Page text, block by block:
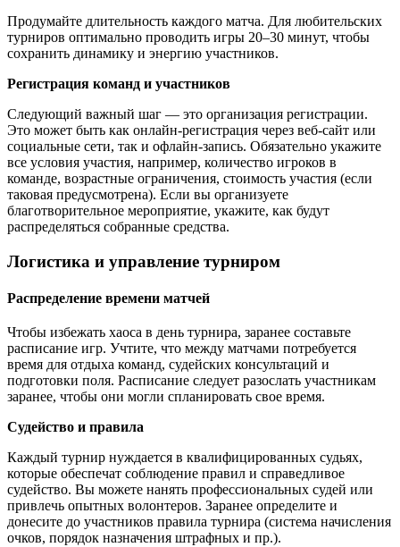
Продумайте длительность каждого матча. Для любительских
турниров оптимально проводить игры 20–30 минут, чтобы
сохранить динамику и энергию участников.
Регистрация команд и участников
Следующий важный шаг — это организация регистрации.
Это может быть как онлайн-регистрация через веб-сайт или
социальные сети, так и офлайн-запись. Обязательно укажите
все условия участия, например, количество игроков в
команде, возрастные ограничения, стоимость участия (если
таковая предусмотрена). Если вы организуете
благотворительное мероприятие, укажите, как будут
распределяться собранные средства.
Логистика и управление турниром
Распределение времени матчей
Чтобы избежать хаоса в день турнира, заранее составьте
расписание игр. Учтите, что между матчами потребуется
время для отдыха команд, судейских консультаций и
подготовки поля. Расписание следует разослать участникам
заранее, чтобы они могли спланировать свое время.
Судейство и правила
Каждый турнир нуждается в квалифицированных судьях,
которые обеспечат соблюдение правил и справедливое
судейство. Вы можете нанять профессиональных судей или
привлечь опытных волонтеров. Заранее определите и
донесите до участников правила турнира (система начисления
очков, порядок назначения штрафных и пр.).